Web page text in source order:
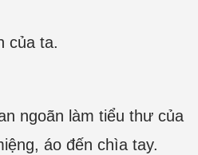
của ta.
ngoãn làm tiểu thư của
áo đến chìa tay.